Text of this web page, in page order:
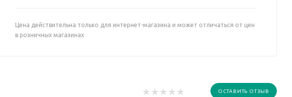
Цена действительна только для интернет-магазина и может отличаться от цен
в розничных магазинах
ОСТАВИТЬ ОТЗЫВ